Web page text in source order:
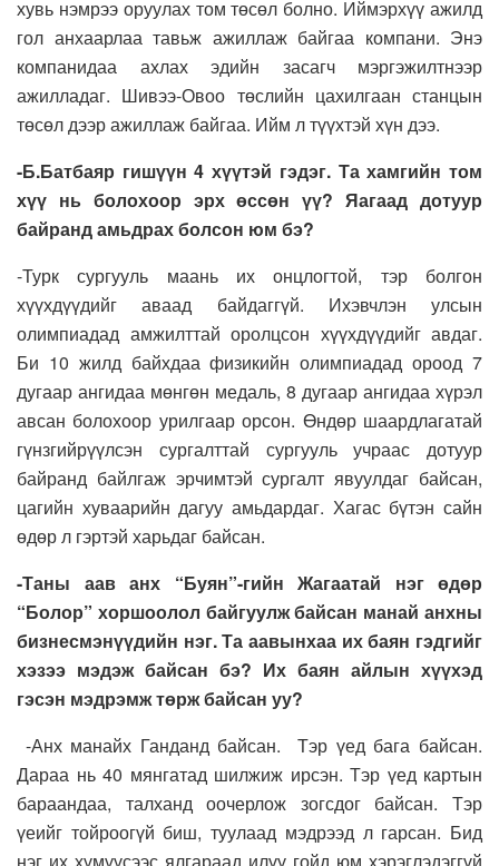
хувь нэмрээ оруулах том төсөл болно. Иймэрхүү ажилд
гол анхаарлаа тавьж ажиллаж байгаа компани. Энэ
компанидаа ахлах эдийн засагч мэргэжилтнээр
ажилладаг. Шивээ-Овоо төслийн цахилгаан станцын
төсөл дээр ажиллаж байгаа. Ийм л түүхтэй хүн дээ.
-Б.Батбаяр гишүүн 4 хүүтэй гэдэг. Та хамгийн том
хүү нь болохоор эрх өссөн үү? Яагаад дотуур
байранд амьдрах болсон юм бэ?
-Турк сургууль маань их онцлогтой, тэр болгон
хүүхдүүдийг аваад байдаггүй. Ихэвчлэн улсын
олимпиадад амжилттай оролцсон хүүхдүүдийг авдаг.
Би 10 жилд байхдаа физикийн олимпиадад ороод 7
дугаар ангидаа мөнгөн медаль, 8 дугаар ангидаа хүрэл
авсан болохоор урилгаар орсон. Өндөр шаардлагатай
гүнзгийрүүлсэн сургалттай сургууль учраас дотуур
байранд байлгаж эрчимтэй сургалт явуулдаг байсан,
цагийн хуваарийн дагуу амьдардаг. Хагас бүтэн сайн
өдөр л гэртэй харьдаг байсан.
-Таны аав анх “Буян”-гийн Жагаатай нэг өдөр
“Болор” хоршоолол байгуулж байсан манай анхны
бизнесмэнүүдийн нэг. Та аавынхаа их баян гэдгийг
хэзээ мэдэж байсан бэ? Их баян айлын хүүхэд
гэсэн мэдрэмж төрж байсан уу?
-Анх манайх Ганданд байсан. Тэр үед бага байсан.
Дараа нь 40 мянгатад шилжиж ирсэн. Тэр үед картын
бараандаа, талханд оочерлож зогсдог байсан. Тэр
үеийг тойроогүй биш, туулаад мэдрээд л гарсан. Бид